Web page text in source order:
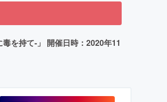
を持て-」 開催日時：2020年11